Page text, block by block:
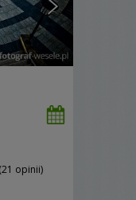
(21 opinii)